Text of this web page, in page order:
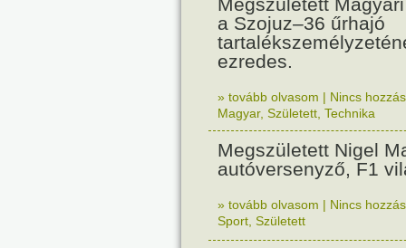
a Szojuz–36 űrhajó
ezredes.
» tovább olvasom | Nincs
Magyar, Született Technika
Megszületett Nigel
autóversenyző, F1
» tovább olvasom | Nincs
Sport Született